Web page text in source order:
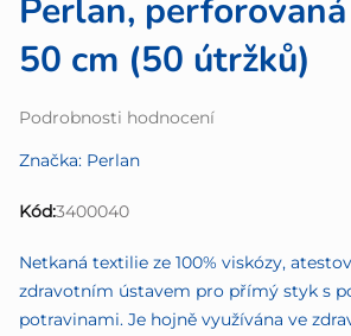
Perlan,
50 cm (50 útržků)
Průměrné
produktu
0,0
Podrobnosti hodnocení
Značka: Perlan
Kód:3400040
Netkaná textilie ze 100% viskózy,
zdravotním ústavem pro přímý styk s
potravinami. Je hojně využívána ve